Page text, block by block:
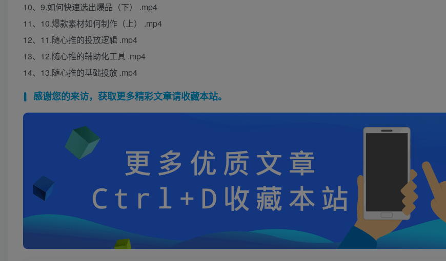
10、9.如何快速选出爆品（下） .mp4
11、10.爆款素材如何制作（上） .mp4
12、11.随心推的投放逻辑 .mp4
13、12.随心推的辅助化工具 .mp4
14、13.随心推的基础投放 .mp4
感谢您的来访，获取更多精彩文章请收藏本站。